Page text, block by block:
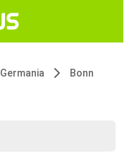
Germania Bonn